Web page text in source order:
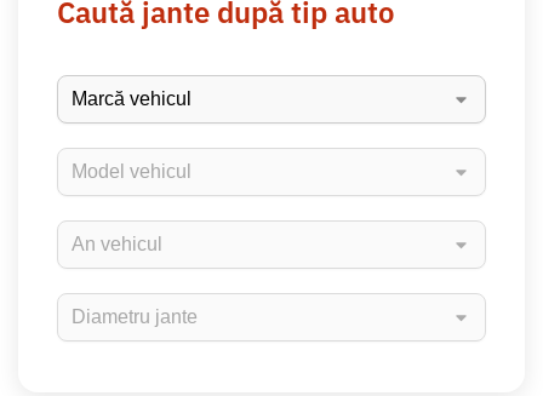
Caută jante după tip auto